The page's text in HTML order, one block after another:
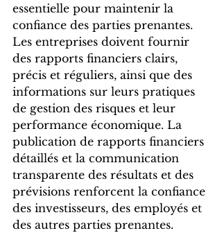
essentielle pour maintenir la
confiance des parties prenantes.
Les entreprises doivent fournir
des rapports financiers clairs,
précis et réguliers, ainsi que des
informations sur leurs pratiques
de gestion des risques et leur
performance économique. La
publication de rapports financiers
détaillés et la communication
transparente des résultats et des
prévisions renforcent la confiance
des investisseurs, des employés et
des autres parties prenantes.